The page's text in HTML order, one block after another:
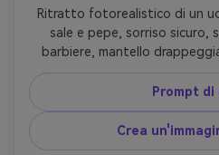
Ritratto fotorealistico di un
sale e pepe, sorriso sicuro,
barbiere, mantello
vintage con specchi e
bordo sottile da practicals,
fisheye da 9 mm f/4,
specchio curvi, sensazione
personaggio, texture naturale
Prompt di
Crea